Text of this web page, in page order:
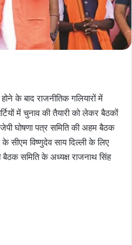
के बाद राजनीतिक गलियारों में
में चुनाव की तैयारी को लेकर बैठकों
घोषणा पत्र समिति की अहम बैठक
सीएम विष्णुदेव साय दिल्ली के लिए
बैठक समिति के अध्यक्ष राजनाथ सिंह